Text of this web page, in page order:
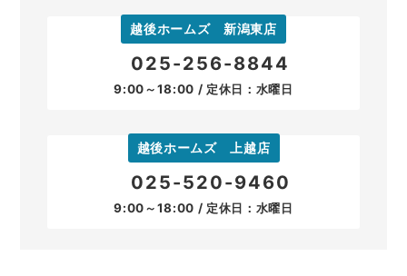
越後ホームズ 新潟東店
025-256-8844
9:00～18:00 / 定休日：水曜日
越後ホームズ 上越店
025-520-9460
9:00～18:00 / 定休日：水曜日